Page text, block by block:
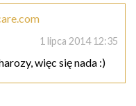
1 lipca 2014 12:35
więc się nada :)